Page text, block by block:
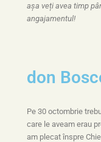
așa veți avea timp
angajamentul!
don
Pe 30 octombrie
care le aveam erau
am plecat înspre